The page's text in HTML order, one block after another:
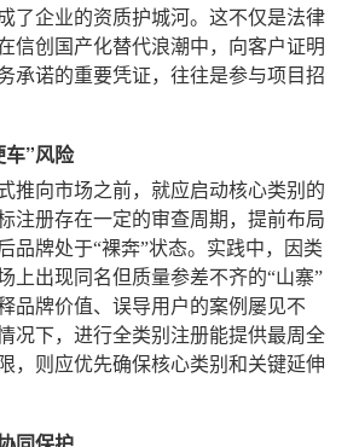
了企业的资质护城河。这不仅是法律
信创国产化替代浪潮中，向客户证明
承诺的重要凭证，往往是参与项目招
车”风险
推向市场之前，就应启动核心类别的
注册存在一定的审查周期，提前布局
品牌处于“裸奔”状态。实践中，因类
上出现同名但质量参差不齐的“山寨”
品牌价值、误导用户的案例屡见不
况下，进行全类别注册能提供最周全
，则应优先确保核心类别和关键延伸